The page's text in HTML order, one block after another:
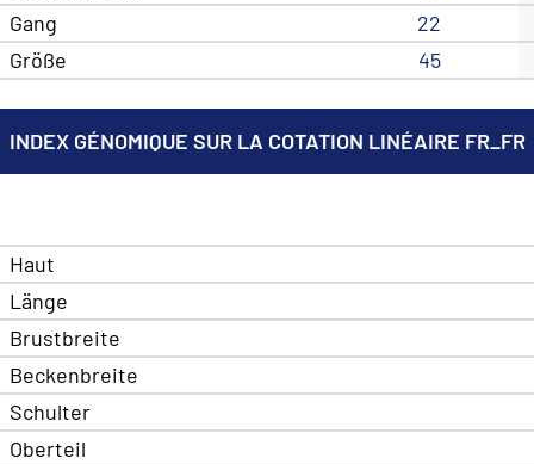
Gang
22
Größe
45
INDEX GÉNOMIQUE SUR LA COTATION LINÉAIRE FR_FR
Haut
Länge
Brustbreite
Beckenbreite
Schulter
Oberteil